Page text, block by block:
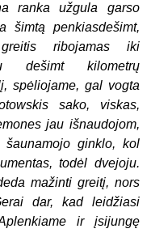
ranka užgula garso
šimtą penkiasdešimt,
ribojamas iki
dešimt kilometrų
spėliojame, gal vogta
sako, viskas,
jau išnaudojom,
šaunamojo ginklo, kol
todėl dvejoju.
mažinti greitį, nors
dar, kad leidžiasi
ir įsijungę